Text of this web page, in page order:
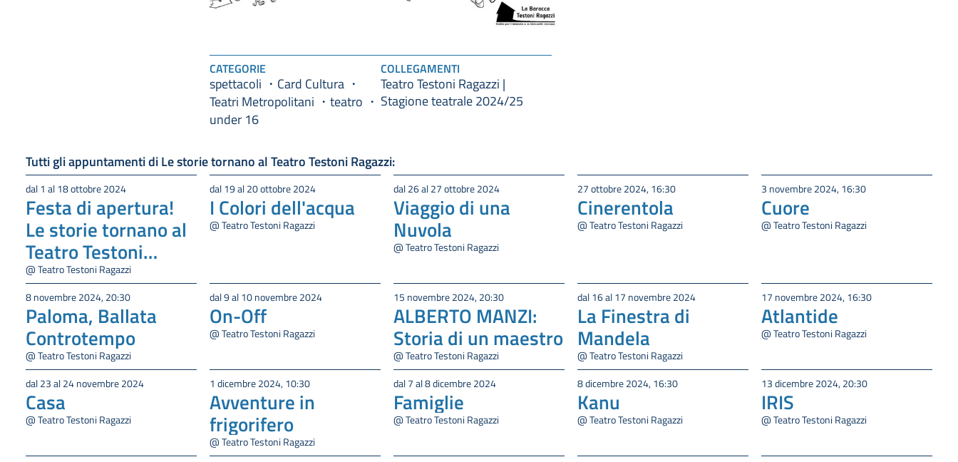
CATEGORIE
spettacoli
Card Cultura
Teatri Metropolitani
teatro
under 16
COLLEGAMENTI
Teatro Testoni Ragazzi |
Stagione teatrale 2024/25
Tutti gli appuntamenti di Le storie tornano al Teatro Testoni Ragazzi:
dal 1 al 18 ottobre 2024
Festa di apertura!
Le storie tornano al
Teatro Testoni
Ragazzi
@ Teatro Testoni Ragazzi
dal 19 al 20 ottobre 2024
I Colori dell'acqua
@ Teatro Testoni Ragazzi
dal 26 al 27 ottobre 2024
Viaggio di una
Nuvola
@ Teatro Testoni Ragazzi
27 ottobre 2024, 16:30
Cinerentola
@ Teatro Testoni Ragazzi
3 novembre 2024, 16:30
Cuore
@ Teatro Testoni Ragazzi
8 novembre 2024, 20:30
Paloma, Ballata
Controtempo
@ Teatro Testoni Ragazzi
dal 9 al 10 novembre 2024
On-Off
@ Teatro Testoni Ragazzi
15 novembre 2024, 20:30
ALBERTO MANZI:
Storia di un maestro
@ Teatro Testoni Ragazzi
dal 16 al 17 novembre 2024
La Finestra di
Mandela
@ Teatro Testoni Ragazzi
17 novembre 2024, 16:30
Atlantide
@ Teatro Testoni Ragazzi
dal 23 al 24 novembre 2024
Casa
@ Teatro Testoni Ragazzi
1 dicembre 2024, 10:30
Avventure in
frigorifero
@ Teatro Testoni Ragazzi
dal 7 al 8 dicembre 2024
Famiglie
@ Teatro Testoni Ragazzi
8 dicembre 2024, 16:30
Kanu
@ Teatro Testoni Ragazzi
13 dicembre 2024, 20:30
IRIS
@ Teatro Testoni Ragazzi